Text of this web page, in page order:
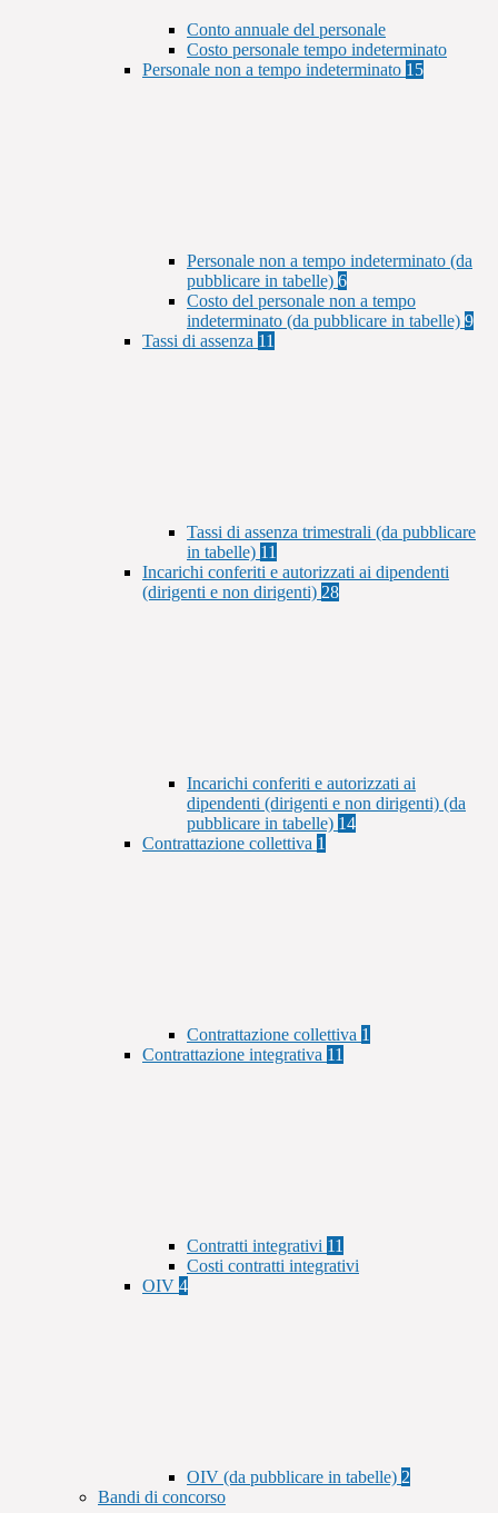
Conto annuale del personale
Costo personale tempo indeterminato
Personale non a tempo indeterminato 15
Personale non a tempo indeterminato (da
pubblicare in tabelle) 6
Costo del personale non a tempo
indeterminato (da pubblicare in tabelle) 9
Tassi di assenza 11
Tassi di assenza trimestrali (da pubblicare
in tabelle) 11
Incarichi conferiti e autorizzati ai dipendenti
(dirigenti e non dirigenti) 28
Incarichi conferiti e autorizzati ai
dipendenti (dirigenti e non dirigenti) (da
pubblicare in tabelle) 14
Contrattazione collettiva 1
Contrattazione collettiva 1
Contrattazione integrativa 11
Contratti integrativi 11
Costi contratti integrativi
OIV 4
OIV (da pubblicare in tabelle) 2
Bandi di concorso